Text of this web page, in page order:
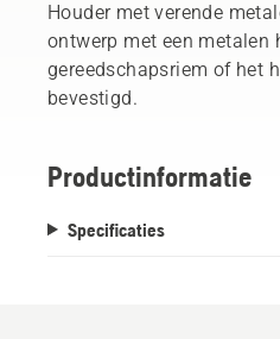
Houder met verende
ontwerp met een metalen
gereedschapsriem of het
bevestigd.
Productinformatie
Specificaties